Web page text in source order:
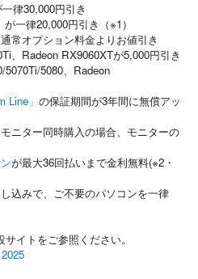
律30,000円引き
が一律20,000円引き（※1）
常オプション料金よりお値引き
Radeon RX9060XTが5,000円引き
5080、Radeon
Line」 の保証期間が3年間に無償アッ
ニター同時購入の場合、モニターの
が最大36回払いまで金利無料(※2・
込みで、ご不要のパソコンを一律
イトをご参照ください。